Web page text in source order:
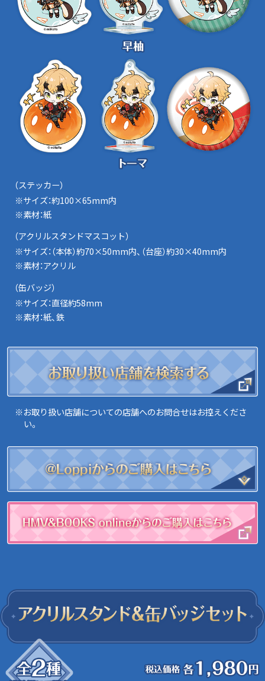
（ステッカー）
※サイズ：約100×65mm内
※素材：紙
（アクリルスタンドマスコット）
※サイズ：（本体）約70×50mm内、（台座）約30×40mm内
※素材：アクリル
（缶バッジ）
※サイズ：直径約58mm
※素材：紙、鉄
※お取り扱い店舗についての店舗へのお問合せはお控えくださ
い。